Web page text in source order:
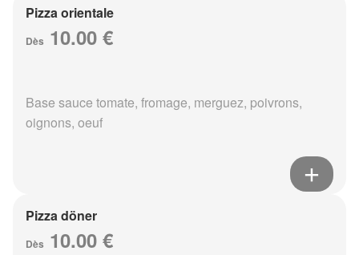
Pizza orientale
Dès 10.00 €
Base sauce tomate, fromage, merguez, poivrons,
oignons, oeuf
Pizza döner
Dès 10.00 €